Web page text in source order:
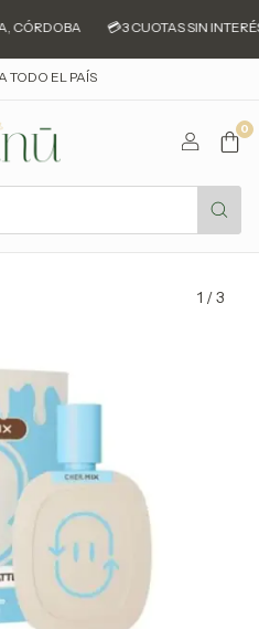
CÓRDOBA 💳3 CUOTAS SIN
TODO EL PAÍS
0
1 /3